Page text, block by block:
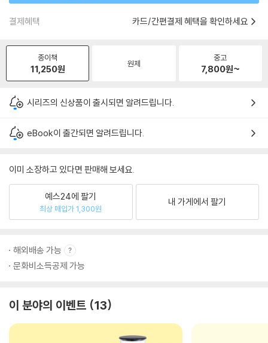
결제혜택 카드/간편결제 혜택을 확인하세요
종이책
11,250원 원제
중고
7,800원~
시리즈의 신상품이 출시되면 알려드립니다.
eBook이 출간되면 알려드립니다.
이미 소장하고 있다면 판매해 보세요.
예스24에 팔기
최상 매입가 1,300원
내 가게에서 팔기
해외배송 가능
문화비소득공제 가능
이 분야의 이벤트 13